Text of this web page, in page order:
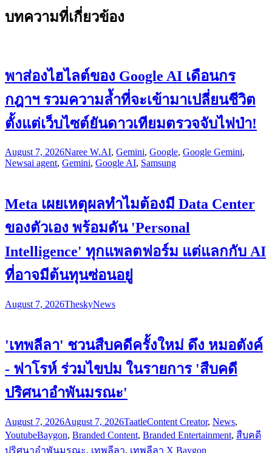
บทความที่เกี่ยวข้อง
พาส่องไฮไลต์ของ Google AI เดือนกร
กฎาฯ รวมความล้ำที่จะเข้ามาเปลี่ยนชีวิต
ตั้งแต่เว็บไซต์ยันดาวเทียมตรวจจับไฟป่า!
August 7, 2026Naree W.AI, Gemini, Google, Google Gemini,
Newsai agent, Gemini, Google AI, Samsung
Meta เผยเหตุผลทำไมต้องมี Data Center
ของตัวเอง พร้อมดัน 'Personal
Intelligence' ทุกแพลตฟอร์ม แต่แลกกับ AI
ที่อาจมีต้นทุนซ่อนอยู่
August 7, 2026TheskyNews
'เทพลีลา' ชวนสืบคดีครั้งใหม่ ดึง หมอตังค์
- ฟาโรห์ ร่วมไขปม ในรายการ 'สืบคดี
ปริศนาอำพันมรณะ'
August 7, 2026August 7, 2026TaatleContent Creator, News,
YoutubeBaygon, Branded Content, Branded Entertainment, สืบคดี
ปริศนาอำพันมรณะ, เทพลีลา, เทพลีลา X Baygon